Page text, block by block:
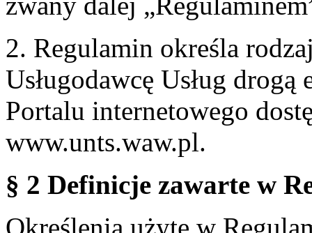
2. Regulamin określa
Usługodawcę Usług
Portalu internetowego
www.unts.waw.pl.
§ 2 Definicje zawarte w